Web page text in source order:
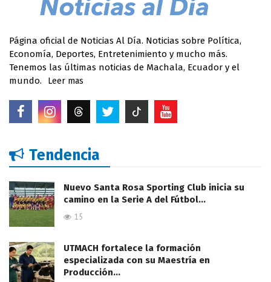
Página oficial de Noticias Al Día. Noticias sobre Política,
Economía, Deportes, Entretenimiento y mucho más.
Tenemos las últimas noticias de Machala, Ecuador y el
mundo.
Leer mas
Tendencia
Nuevo Santa Rosa Sporting Club inicia su
camino en la Serie A del Fútbol…
15
UTMACH fortalece la formación
especializada con su Maestría en
Producción…